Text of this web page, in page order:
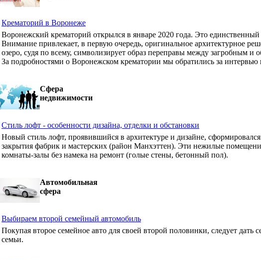
Крематорий в Воронеже
Воронежский крематорий открылся в январе 2020 года. Это
Внимание привлекает, в первую очередь, оригинальное архитектурное
озеро, судя по всему, символизирует образ переправы между загробным
За подробностями о Воронежском крематории мы обратились за
Сфера
недвижимости
Стиль лофт - особенности дизайна, отделки и обстановки
Новый стиль лофт, проявившийся в архитектуре и дизайне,
закрытия фабрик и мастерских (район Манхэттен). Эти нежилые
комнаты-залы без намека на ремонт (голые стены, бетонный пол).
Автомобильная
сфера
Выбираем второй семейный автомобиль
Покупая второе семейное авто для своей второй половинки, следует
семьи.